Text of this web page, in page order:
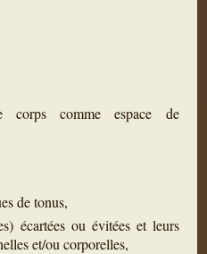
corps comme espace de
de tonus,
écartées ou évitées et leurs
et/ou corporelles,